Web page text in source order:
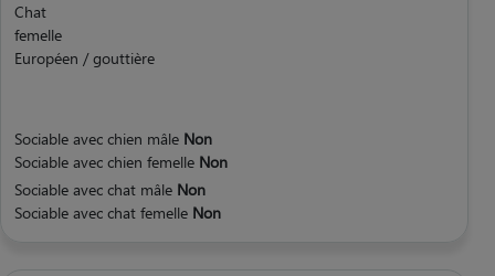
Chat
femelle
Européen / gouttière
Sociable avec chien mâle Non
Sociable avec chien femelle Non
Sociable avec chat mâle Non
Sociable avec chat femelle Non